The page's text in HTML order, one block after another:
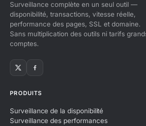
Surveillance complète en un seul outil —
disponibilité, transactions, vitesse réelle,
performance des pages, SSL et domaine.
Sans multiplication des outils ni tarifs
comptes.
PRODUITS
Surveillance de la disponibilité
Surveillance des performances